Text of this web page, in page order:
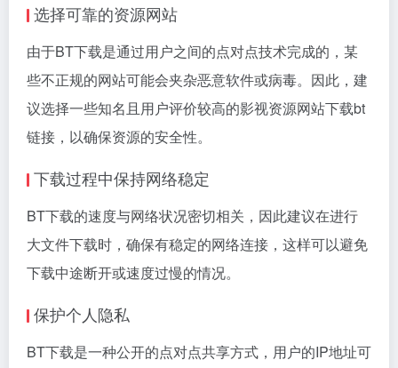
选择可靠的资源网站
由于BT下载是通过用户之间的点对点技术完成的，某
些不正规的网站可能会夹杂恶意软件或病毒。因此，建
议选择一些知名且用户评价较高的影视资源网站下载bt
链接，以确保资源的安全性。
下载过程中保持网络稳定
BT下载的速度与网络状况密切相关，因此建议在进行
大文件下载时，确保有稳定的网络连接，这样可以避免
下载中途断开或速度过慢的情况。
保护个人隐私
BT下载是一种公开的点对点共享方式，用户的IP地址可